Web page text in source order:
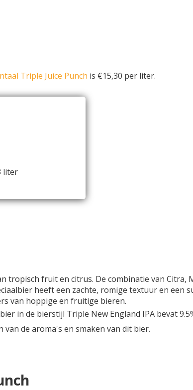
Triple Juice Punch is €15,30 per liter.
liter
tropisch fruit en citrus. De combinatie van Citra,
heeft een zachte, romige textuur en een
van hoppige en fruitige bieren.
in de bierstijl Triple New England IPA bevat
de aroma's en smaken van dit bier.